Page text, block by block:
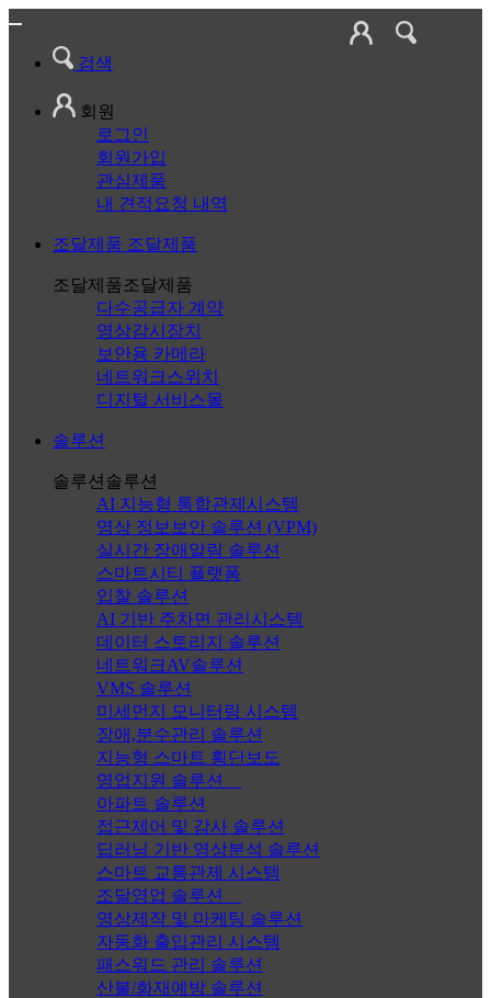
검색
회원
로그인
회원가입
관심제품
내 견적요청 내역
조달제품 조달제품
조달제품조달제품
다수공급자 계약
영상감시장치
보안용 카메라
네트워크스위치
디지털 서비스몰
솔루션
솔루션 솔루션
AI 지능형 통합관제시스템
영상 정보보안 솔루션 (VPM)
실시간 장애알림 솔루션
스마트시티 플랫폼
입찰 솔루션
AI 기반 주차면 관리시스템
데이터 스토리지 솔루션
네트워크AV솔루션
VMS 솔루션
미세먼지 모니터링 시스템
장애,분수관리 솔루션
지능형 스마트 횡단보도
영업지원 솔루션
아파트 솔루션
접근제어 및 감사 솔루션
딥러닝 기반 영상분석 솔루션
스마트 교통관제 시스템
조달영업 솔루션
영상제작 및 마케팅 솔루션
자동화 출입관리 시스템
패스워드 관리 솔루션
산불/화재예방 솔루션